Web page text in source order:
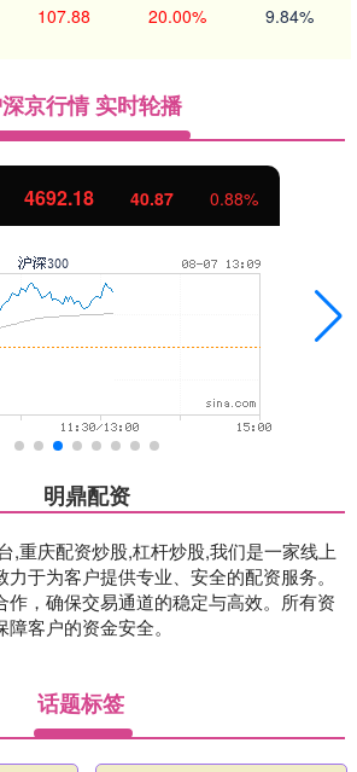
107.88 20.00% 9.84%
京行情 实时轮播
4692.18 40.87 0.88%
明鼎配资
,重庆配资炒股,杠杆炒股,我们是一家线上
于为客户提供专业、安全的配资服务。
作，确保交易通道的稳定与高效。所有资
客户的资金安全。
话题标签